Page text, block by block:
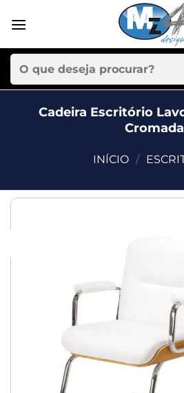
Pesquisar
por:
Cadeira Escritório
Cromada
INÍCIO /